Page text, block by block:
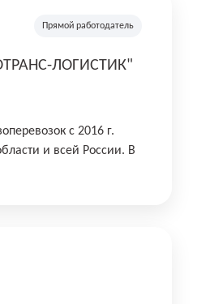
Прямой работодатель
ЛОГИСТИК"
с 2016 г.
и всей России. В